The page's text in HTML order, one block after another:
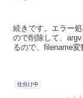
続きです。エラー
ので削除して、
るので、filename
仕分け中